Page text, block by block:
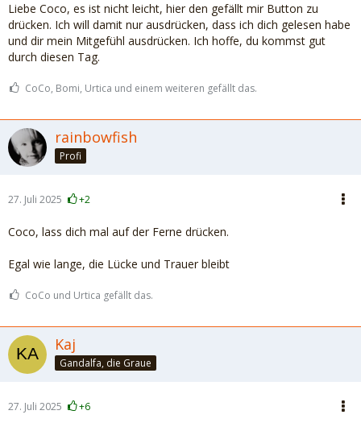
Liebe Coco, es ist nicht leicht, hier den gefällt mir Button zu
drücken. Ich will damit nur ausdrücken, dass ich dich gelesen habe
und dir mein Mitgefühl ausdrücken. Ich hoffe, du kommst gut
durch diesen Tag.
CoCo, Bomi, Urtica und einem weiteren gefällt das.
rainbowfish
Profi
27. Juli 2025 +2
Coco, lass dich mal auf der Ferne drücken.
Egal wie lange, die Lücke und Trauer bleibt
CoCo und Urtica gefällt das.
Kaj
Gandalfa, die Graue
27. Juli 2025 +6